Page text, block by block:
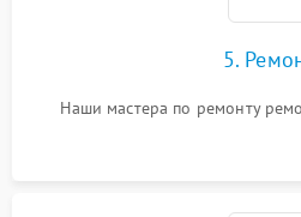
5.
Наши мастера по ремонту